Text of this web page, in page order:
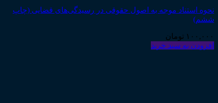
نحوه استناد موجه به اصول حقوقی در رسیدگی‌های قضایی (چاپ
ششم)
۱۰۰,۰۰۰ تومان
افزودن به سبد خرید